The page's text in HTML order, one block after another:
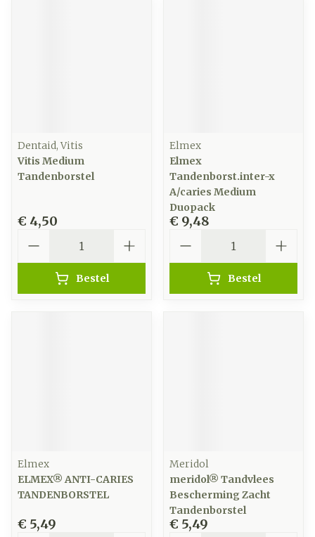
Dentaid, Vitis
Vitis Medium
Tandenborstel
€ 4,50
Bestel
Elmex
Elmex
Tandenborst.inter-x
A/caries Medium
Duopack
€ 9,48
Bestel
Elmex
ELMEX® ANTI-CARIES
TANDENBORSTEL
€ 5,49
Meridol
meridol® Tandvlees
Bescherming Zacht
Tandenborstel
€ 5,49